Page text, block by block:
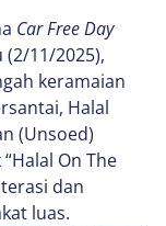
Car Free Day
(2/11/2025),
keramaian
Halal
(Unsoed)
On The
dan
luas.